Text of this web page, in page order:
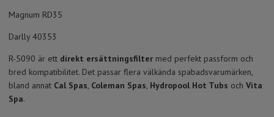
Magnum RD35
Darlly 40353
R-5090 är ett direkt ersättningsfilter med perfekt passform och
bred kompatibilitet. Det passar flera välkända spabadsvarumärken,
bland annat Cal Spas Coleman Spas Hydropool Hot Tubs och Vita
Spa.